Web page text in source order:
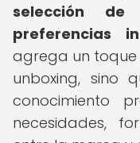
selección de
preferencias
agrega un toque
unboxing, sino
conocimiento
necesidades,